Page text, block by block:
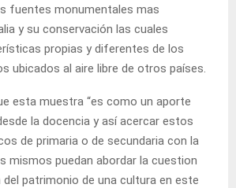
fuentes monumentales mas
y su conservación las cuales
propias y diferentes de los
ubicados al aire libre de otros países.
esta muestra “es como un aporte
la docencia y así acercar estos
de primaria o de secundaria con la
mismos puedan abordar la cuestion
del patrimonio de una cultura en este